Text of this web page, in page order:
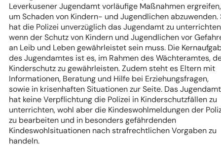
Leverkusener Jugendamt vorläufige Maßnahmen ergreifen,
um Schaden von Kindern- und Jugendlichen abzuwenden.
hat die Polizei unverzüglich das Jugendamt zu
wenn der Schutz von Kindern und Jugendlichen vor
an Leib und Leben gewährleistet sein muss. Die
des Jugendamtes ist es, im Rahmen des Wächteramtes,
Kinderschutz zu gewährleisten. Zudem steht es Eltern mit
Informationen, Beratung und Hilfe bei Erziehungsfragen,
sowie in krisenhaften Situationen zur Seite. Das Jugendamt
hat keine Verpflichtung die Polizei in Kinderschutzfällen zu
unterrichten, wohl aber die Kindeswohlmeldungen der
zu bearbeiten und in besonders gefährdenden
Kindeswohlsituationen nach strafrechtlichen Vorgaben zu
handeln.